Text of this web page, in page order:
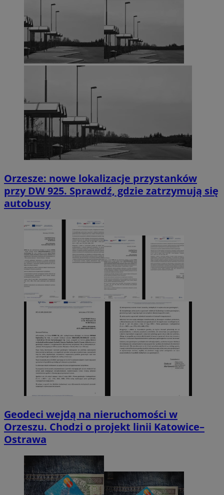
Orzesze: nowe lokalizacje przystanków
przy DW 925. Sprawdź, gdzie zatrzymują się
autobusy
Geodeci wejdą na nieruchomości w
Orzeszu. Chodzi o projekt linii Katowice–
Ostrawa